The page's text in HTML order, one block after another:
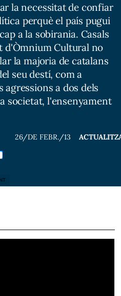
la necessitat de confiar
perquè el país pugui
a la sobirania. Casals
d'Òmnium Cultural no
la majoria de catalans
seu destí, com a
agressions a dos dels
societat, l'ensenyament
26/DE FEBR./13